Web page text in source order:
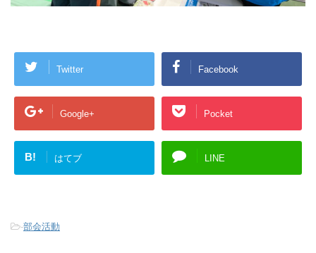
Twitter Facebook
Google+ Pocket
B! はてブ LINE
-部会活動